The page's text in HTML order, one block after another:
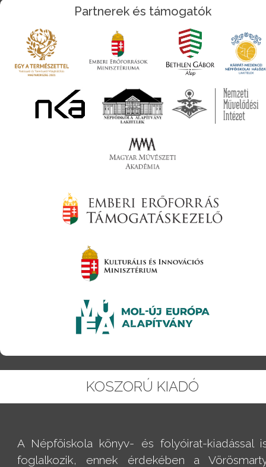
Partnerek és támogatók
KOSZORÚ KIADÓ
A Népfőiskola könyv- és folyóirat-kiadással
foglalkozik, ennek érdekében a